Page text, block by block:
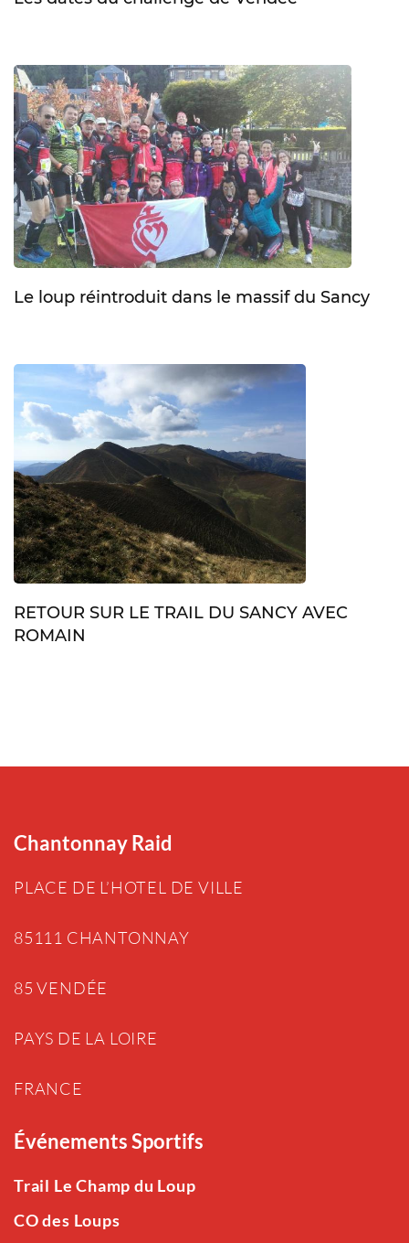
Le loup réintroduit dans le massif du Sancy
RETOUR SUR LE TRAIL DU SANCY AVEC
ROMAIN
Chantonnay Raid
PLACE DE L’HOTEL DE VILLE
85111 CHANTONNAY
85 VENDÉE
PAYS DE LA LOIRE
FRANCE
Événements Sportifs
Trail Le Champ du Loup
CO des Loups